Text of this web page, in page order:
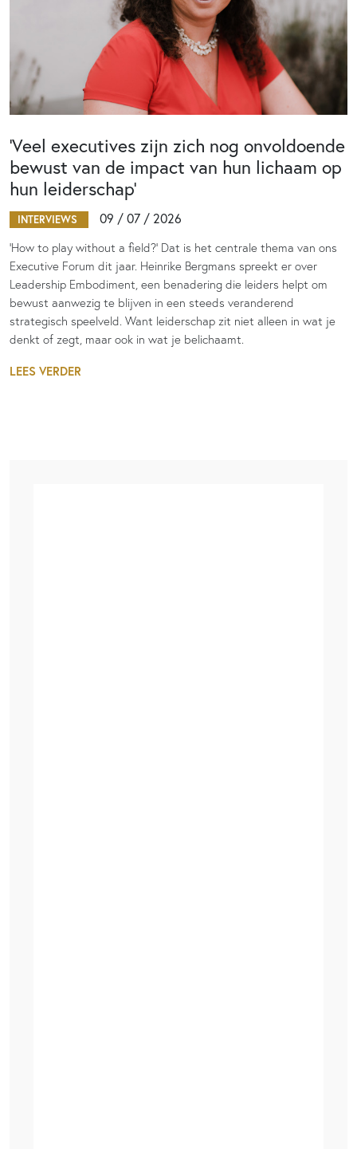
‘Veel executives zijn zich nog onvoldoende
bewust van de impact van hun lichaam op
hun leiderschap’
INTERVIEWS 09 / 07 / 2026
‘How to play without a field?’ Dat is het centrale thema van ons
Executive Forum dit jaar. Heinrike Bergmans spreekt er over
Leadership Embodiment, een benadering die leiders helpt om
bewust aanwezig te blijven in een steeds veranderend
strategisch speelveld. Want leiderschap zit niet alleen in wat je
denkt of zegt, maar ook in wat je belichaamt.
LEES VERDER